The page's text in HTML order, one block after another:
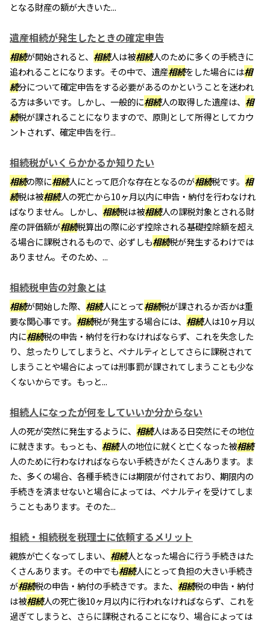
となる財産の額が大きいた...
遺産相続が発生したときの確定申告
相続が開始されると、 相続人は被相続人のために多くの手続きに
追われることになります。その中で、遺産相続をした場合には相
続分について確定申告をする必要があるのかということを迷われ
る方は多いです。しかし、一般的に相続人の取得した遺産は、 相
続税が課されることになりますので、原則として所得としてカウ
ントされず、確定申告を行...
相続税がいくらかかるか知りたい
相続の際に相続人にとって厄介な存在となるのが相続税です。 相
続税は被相続人の死亡から10ヶ月以内に申告・納付を行わなけれ
ばなりません。しかし、 相続税は被相続人の課税対象とされる財
産の評価額が相続税算出の際に必ず控除される基礎控除額を超え
る場合に課税されるもので、必ずしも相続税が発生するわけでは
ありません。そのため、...
相続税申告の対象とは
相続が開始した際、 相続人にとって相続税が課されるか否かは重
要な関心事です。 相続税が発生する場合には、 相続人は10ヶ月以
内に相続税の申告・納付を行わなければならず、これを失念した
り、怠ったりしてしまうと、ペナルティとしてさらに課税されて
しまうことや場合によっては刑事罰が課されてしまうことも少な
くないからです。もっと...
相続人になったが何をしていいか分からない
人の死が突然に発生するように、 相続人はある日突然にその地位
に就きます。もっとも、 相続人の地位に就くと亡くなった被相続
人のために行わなければならない手続きがたくさんあります。ま
た、多くの場合、各種手続きには期限が付されており、期限内の
手続きを済ませないと場合によっては、ペナルティを受けてしま
うこともあります。そのた...
相続・相続税を税理士に依頼するメリット
親族が亡くなってしまい、 相続人となった場合に行う手続きはた
くさんあります。その中でも相続人にとって負担の大きい手続き
が相続税の申告・納付の手続きです。また、 相続税の申告・納付
は被相続人の死亡後10ヶ月以内に行われなければならず、これを
過ぎてしまうと、さらに課税されることになり、場合によっては